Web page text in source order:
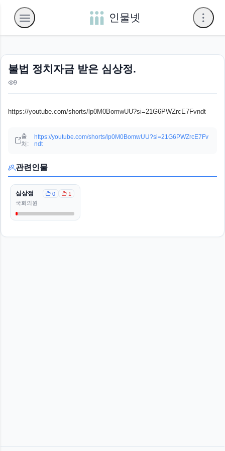
인물넷
불법 정치자금 받은 심상정.
9
https://youtube.com/shorts/lp0M0BomwUU?si=21G6PWZrcE7Fvndt
출
처:
https://youtube.com/shorts/lp0M0BomwUU?si=21G6PWZrcE7Fv
ndt
관련인물
심상정 0
1
국회의원